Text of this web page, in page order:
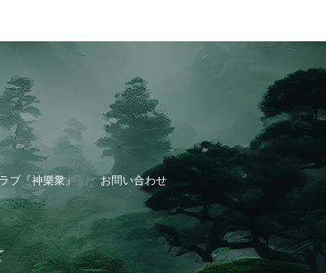
ブ『神樂衆』 お問い合わせ